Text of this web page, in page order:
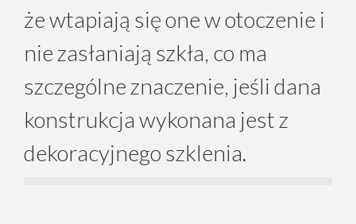
że wtapiają się one w otoczenie i
nie zasłaniają szkła, co ma
szczególne znaczenie, jeśli dana
konstrukcja wykonana jest z
dekoracyjnego szklenia.